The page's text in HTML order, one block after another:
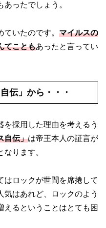
ったでしょう。
いたのです。 マイルスの
てこともあったと言ってい
伝」から・・・
を採用した理由を考えるう
自伝」は帝王本人の証言が
ります。
はロックが世間を席捲して
気はあれど、ロックのよう
えるということはとても困